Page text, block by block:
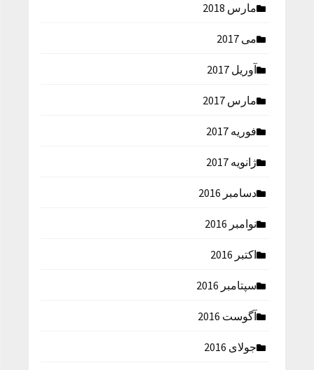
مارس 2018
می 2017
آوریل 2017
مارس 2017
فوریه 2017
ژانویه 2017
دسامبر 2016
نوامبر 2016
اکتبر 2016
سپتامبر 2016
آگوست 2016
جولای 2016